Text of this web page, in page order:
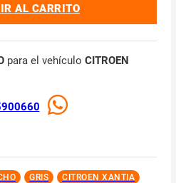
AL CARRITO
para el vehículo CITROEN
GRIS CITROEN XANTIA